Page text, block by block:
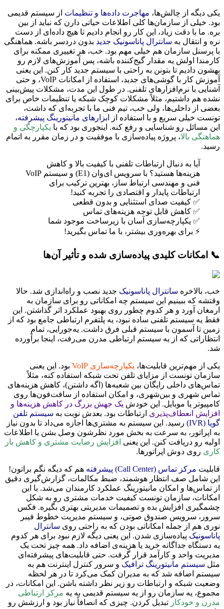
یکی دیگه از چالش‌ها، مهاجرت داده‌ها و تنظیمات از سیستم قدیمی
بود. خیلی از سازمان‌ها کلی اطلاعات حیاتی دارن که نباید از بین
بره. ما با دقت زیاد، این کار رو انجام دادیم تا هیچ داده‌ای از دست
نره و انتقال به سانترال پاناسونیک جدید بدون دردسر باشه. هماهنگی
با پرسنل سازمان هم خیلی مهم بود. خب، هر تغییری ممکنه برای
کارمندا اولش یه مقدار گیج‌کننده باشه، پس آموزش‌های لازم رو
بهشون دادیم تا بتونن به راحتی با سیستم جدید کار کنن. این یعنی
آموزش کار با گوشی‌های جدید، استفاده از امکانات VoIP، و حتی
آشنایی با نرم‌افزارهای تلفنی. در طول این مدت، مشکلات پیش‌بینی
نشده هم داشتیم، مثلاً مشکلات کوچک شبکه یا تنظیمات خاص برای
بعضی از داخلی‌ها، ولی خب، تیم فنی ما با تجربه‌ای که داشت،
تونست خیلی سریع و با استفاده از
ابزارهای مانیتورینگ پیشرفته،
این مسائل رو شناسایی و رفع کنه. اینجوری بود که با یکپارچگی و
هماهنگی بالا، پروژه پیاده‌سازی با موفقیت و در زمان مقرر به اتمام
رسید.
آیا به دنبال ارتباطات تلفنی با کیفیت بالا و کاهش
هزینه‌ها هستید؟ با سرویس ای‌وان (E1) و سیستم VoIP
فنی و مهندسی ارتباط ساز، بهترین ترکیب برای
ارتباطات پایدار و اقتصادی را تجربه کنید!
✅ کیفیت صدای استثنایی و بدون قطعی
✅ کاهش قابل توجه هزینه‌های تماس
✅ یکپارچه‌سازی آسان با زیرساخت موجود شما
⚡ برای بهره‌وری بیشتر، با ما تماس بگیرید!
📞 امکانات کلیدی پیاده‌سازی شده و تأثیر آن‌ها
خب، بالاخره سانترال پاناسونیک جدید نصب و راه‌اندازی شد. حالا
وقتشه که ببینیم این سیستم چه امکاناتی رو برای سازمان به
ارمغان آورد و هر کدوم چطور روی بهبود عملکرد اثر گذاشتن. این
فقط یه سیستم تلفنی ساده نبود، یه پلتفرم ارتباطی جامع بود که از
زمین تا آسمون با سیستم قبلی فرق داشت. یه‌جورایی، تمام
انتظاراتی که از یه سیستم ارتباطی مدرن می‌رفت، اینجا برآورده
شد.
یکی از مهم‌ترین قابلیت‌ها، یکپارچه‌سازی VoIP
بود. این یعنی
سازمان تونست از مزایای تلفن تحت شبکه استفاده کنه، مثلاً
تماس‌های داخلی رایگان بین شعبه‌ها (اگه داشتن)، کاهش هزینه‌های
تماس شهری و بین‌شهری، و امکان استفاده از سافت‌فون‌ها روی
کامپیوتر یا موبایل. این خودش یک جهش بزرگ در کاهش هزینه‌ها و
افزایش انعطاف‌پذیری ارتباطات بود. بعدش نوبت به سیستم تلفن
گویا (IVR)
رسید. این سیستم به مشتری‌ها اجازه می‌داد تا بدون نیاز
به اپراتور، به سرعت به بخش مورد نظرشون وصل بشن یا اطلاعات
اولیه رو دریافت کنن. این یعنی افزایش رضایت مشتری و کاهش بار
کاری روی دوش اپراتورها.
قابلیت مرکز تماس (Call Center) پیشرفته
هم که دیگه نگم براتون!
این شامل صف انتظار هوشمند، ضبط مکالمات، گزارش‌گیری دقیق
از تماس‌ها و امکان مانیتورینگ عملکرد کارمندان می‌شد. با این
امکانات، سازمان تونست کیفیت خدمات مشتری رو به شکل
چشمگیری افزایش بده و تصمیمات مدیریتی بهتری بگیره. فکس
سرور، سرویس صندوق صوتی، و سیستم مدیریت خطوط فیبر
نوری هم از جمله امکاناتی بودن که به راحتی روی سانترال
پاناسونیک پیاده‌سازی شدن. این یعنی دیگه لازم نبود برای هر کدوم
یه دستگاه جداگانه خرید یا هزینه‌ی اضافه داد. همه چیز تحت یک
مدیریت واحد و کارآمد قرار گرفت. حتی قابلیت‌های پیشرفته‌ای
مثل سیستم مانیتورینگ ترافیک و سرور کنترل اینترنت هم به
سیستم اضافه شد که به مدیران کمک می‌کرد تا در هر لحظه
وضعیت شبکه و ارتباطات رو زیر نظر داشته باشن. این امکانات، در
مجموع، یه سازمان رو از یه سیستم قدیمی به یه مرکز ارتباطی
مدرن و خودکار تبدیل کردن. چیزی که انصافاً نیاز بود و ارزشش رو